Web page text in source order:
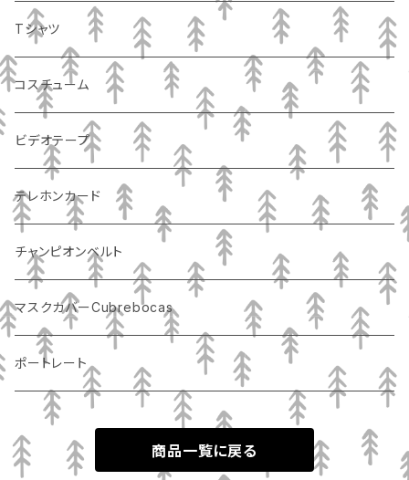
Tシャツ
コスチューム
ビデオテープ
テレホンカード
チャンピオンベルト
マスクカバーCubrebocas
ポートレート
商品一覧に戻る